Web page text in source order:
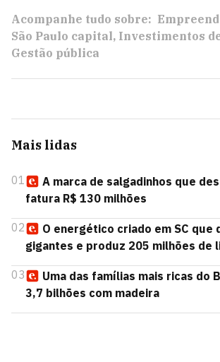
Acompanhe tudo sobre:
São Paulo capital Investimentos
Gestão pública
Mais lidas
01
A marca de salgadinhos que
fatura R$ 130 milhões
02
O energético criado em SC que
gigantes e produz 205 milhões de
03
Uma das famílias mais ricas do
3,7 bilhões com madeira